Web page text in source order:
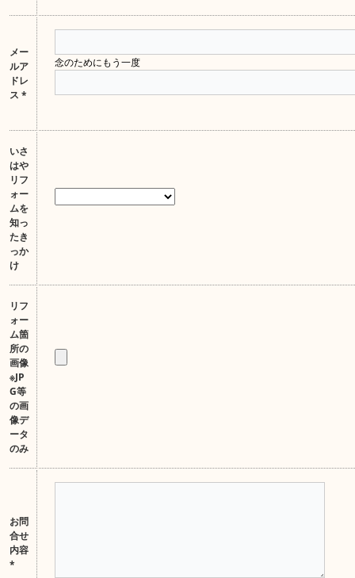
メー
ルア
ドレ
ス *
念のためにもう一度
いさ
はや
リフ
ォー
ムを
知っ
たき
っか
け
リフ
ォー
ム箇
所の
画像
※JP
G等
の画
像デ
ータ
のみ
お問
合せ
内容
*